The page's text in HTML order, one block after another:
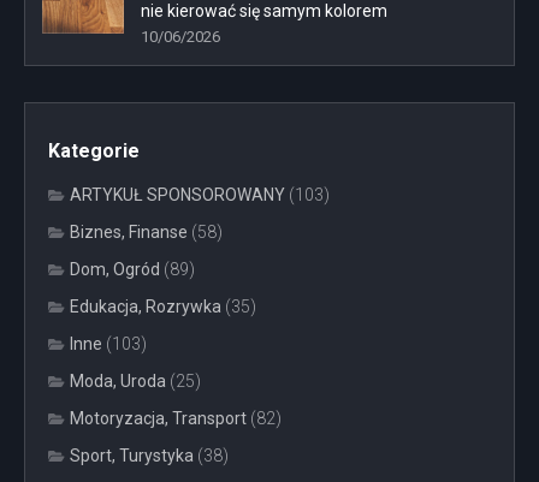
nie kierować się samym kolorem
10/06/2026
Kategorie
ARTYKUŁ SPONSOROWANY (103)
Biznes, Finanse (58)
Dom, Ogród (89)
Edukacja, Rozrywka (35)
Inne (103)
Moda, Uroda (25)
Motoryzacja, Transport (82)
Sport, Turystyka (38)